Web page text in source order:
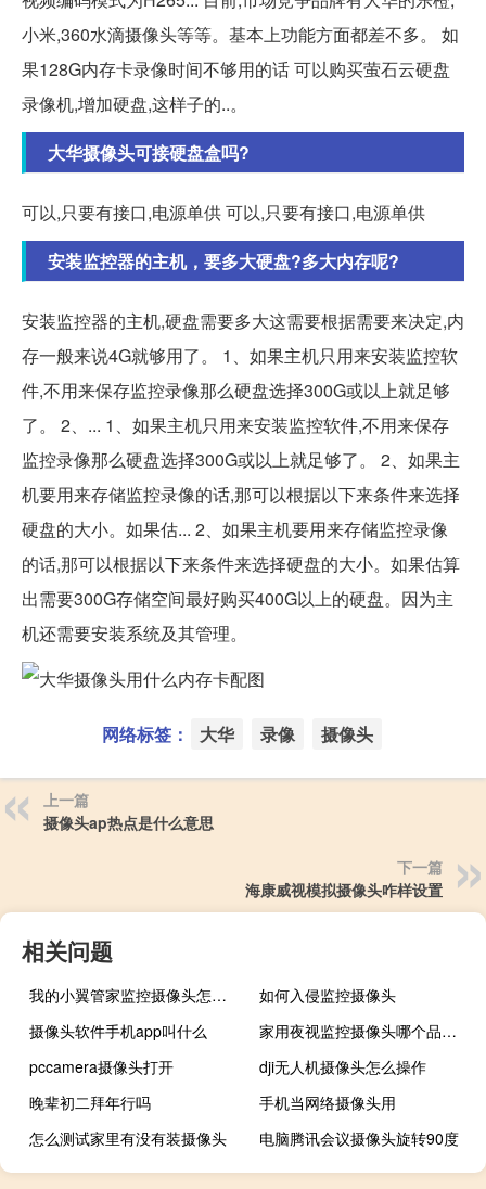
小米,360水滴摄像头等等。基本上功能方面都差不多。 如
果128G内存卡录像时间不够用的话 可以购买萤石云硬盘
录像机,增加硬盘,这样子的..。
大华摄像头可接硬盘盒吗?
可以,只要有接口,电源单供 可以,只要有接口,电源单供
安装监控器的主机，要多大硬盘?多大内存呢?
安装监控器的主机,硬盘需要多大这需要根据需要来决定,内
存一般来说4G就够用了。 1、如果主机只用来安装监控软
件,不用来保存监控录像那么硬盘选择300G或以上就足够
了。 2、... 1、如果主机只用来安装监控软件,不用来保存
监控录像那么硬盘选择300G或以上就足够了。 2、如果主
机要用来存储监控录像的话,那可以根据以下来条件来选择
硬盘的大小。如果估... 2、如果主机要用来存储监控录像
的话,那可以根据以下来条件来选择硬盘的大小。如果估算
出需要300G存储空间最好购买400G以上的硬盘。因为主
机还需要安装系统及其管理。
网络标签： 大华 录像 摄像头
上一篇
摄像头ap热点是什么意思
下一篇
海康威视模拟摄像头咋样设置
相关问题
我的小翼管家监控摄像头怎么离线了
如何入侵监控摄像头
摄像头软件手机app叫什么
家用夜视监控摄像头哪个品牌好
pccamera摄像头打开
dji无人机摄像头怎么操作
晚辈初二拜年行吗
手机当网络摄像头用
怎么测试家里有没有装摄像头
电脑腾讯会议摄像头旋转90度